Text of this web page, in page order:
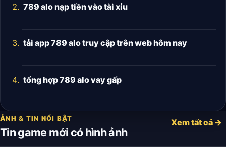
789 alo nạp tiền vào tài xỉu
tải app 789 alo truy cập trên web hôm nay
tổng hợp 789 alo vay gấp
ẢNH & TIN NỔI BẬT
Tin game mới có hình ảnh
Xem tất cả →